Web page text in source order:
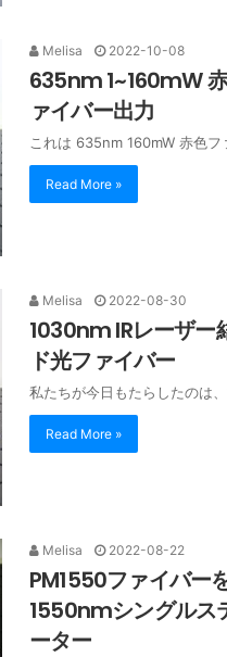
Melisa 2022-10-08
635nm 1~160mW
ァイバー出力
これは 635nm 160mW 赤色フ
Read More »
Melisa 2022-08-30
1030nm IRレーザー
ド光ファイバー
私たちが今日もたらしたのは
Read More »
Melisa 2022-08-22
PM1550ファイバー
1550nmシングルス
ーター